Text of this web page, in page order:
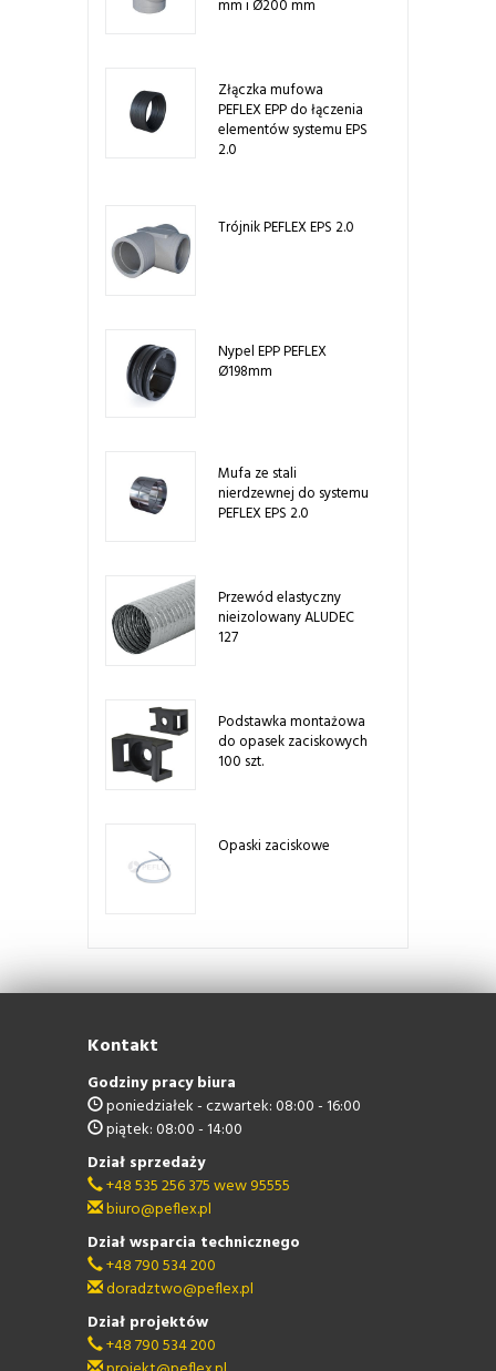
mm i Ø200 mm
Złączka mufowa
PEFLEX EPP do łączenia
elementów systemu EPS
2.0
Trójnik PEFLEX EPS 2.0
Nypel EPP PEFLEX
Ø198mm
Mufa ze stali
nierdzewnej do systemu
PEFLEX EPS 2.0
Przewód elastyczny
nieizolowany ALUDEC
127
Podstawka montażowa
do opasek zaciskowych
100 szt.
Opaski zaciskowe
Kontakt
Godziny pracy biura
poniedziałek - czwartek: 08:00 - 16:00
piątek: 08:00 - 14:00
Dział sprzedaży
+48 535 256 375 wew 95555
biuro@peflex.pl
Dział wsparcia technicznego
+48 790 534 200
doradztwo@peflex.pl
Dział projektów
+48 790 534 200